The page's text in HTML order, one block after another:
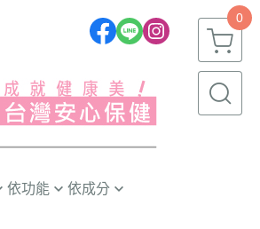
0
依功能 依成分